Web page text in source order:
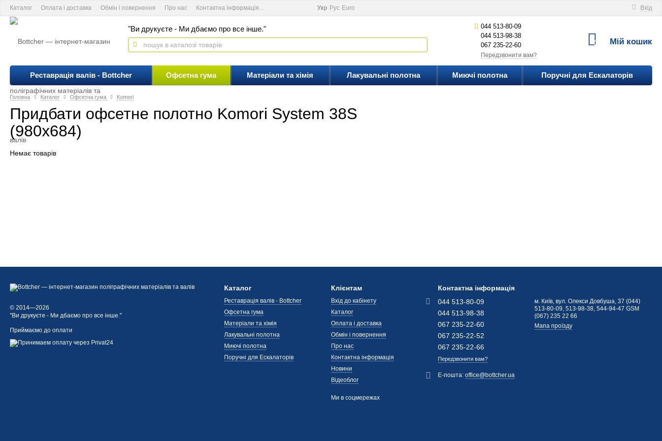
Каталог Оплата і доставка Обмін і повернення Про нас Контактна інформація Відеоблог Вхід
Укр Рус Еuro
"Ви друкуєте - Ми дбаємо про все інше."
044 513-80-09
044 513-98-38
067 235-22-60
Передзвонити вам?
0 Мій кошик
Реставрація валів - Bottcher Офсетна гума Матеріали та хімія Лакувальні полотна Миючі полотна Поручні для Ескалаторів
Головна Каталог Офсетна гума Komori
Придбати офсетне полотно Komori System 38S
(980x684)
Немає товарів
© 2014—2026
"Ви друкуєте - Ми дбаємо про все інше."
Приймаємо до оплати
Каталог
Реставрація валів - Bottcher
Офсетна гума
Матеріали та хімія
Лакувальні полотна
Миючі полотна
Поручні для Ескалаторів
Клієнтам
Вхід до кабінету
Каталог
Оплата і доставка
Обмін і повернення
Про нас
Контактна інформація
Новини
Відеоблог
Ми в соцмережах
Контактна інформація
044 513-80-09
044 513-98-38
067 235-22-60
067 235-22-52
067 235-22-66
Передзвонити вам?
м. Київ, вул. Олекси Довбуша, 37 (044)
513-80-09, 513-98-38, 544-94-47 GSM
(067) 235 22 66
Мапа проїзду
Е-пошта:office@bottcher.ua